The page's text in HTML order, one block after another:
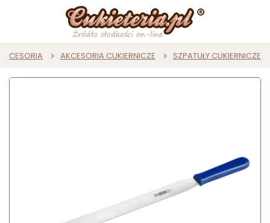
AKCESORIA CUKIERNICZE SZPATUŁY CUKIERNICZE